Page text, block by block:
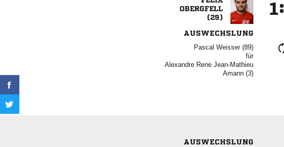


:
AUSWECHSLUNG
  
für
  
 
AUSWECHSLUNG